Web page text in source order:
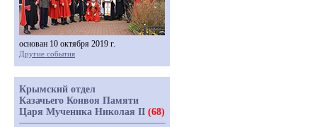
основан 10 октября 2019 г.
Другие события
Крымский отдел
Казачьего Конвоя Памяти
Царя Мученика Николая II (68)